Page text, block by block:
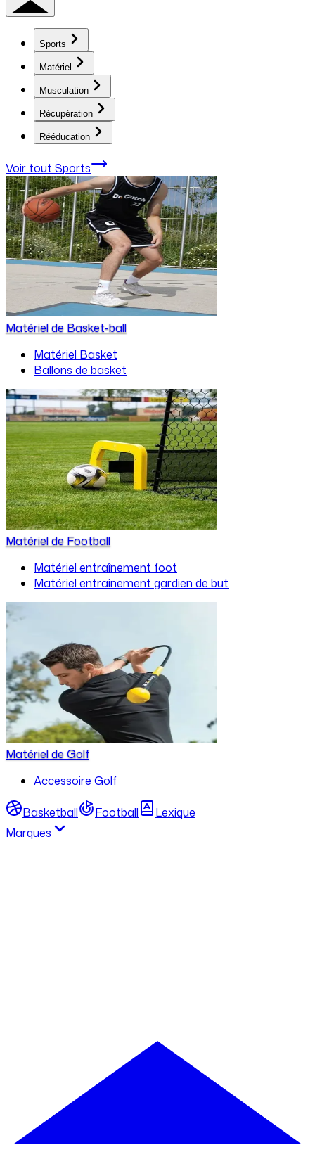
Sports
Matériel
Musculation
Récupération
Rééducation
Voir tout Sports
Matériel de Basket-ball
Matériel Basket
Ballons de basket
Matériel de Football
Matériel entraînement foot
Matériel entrainement gardien de but
Matériel de Golf
Accessoire Golf
Basketball Football
Lexique
Marques